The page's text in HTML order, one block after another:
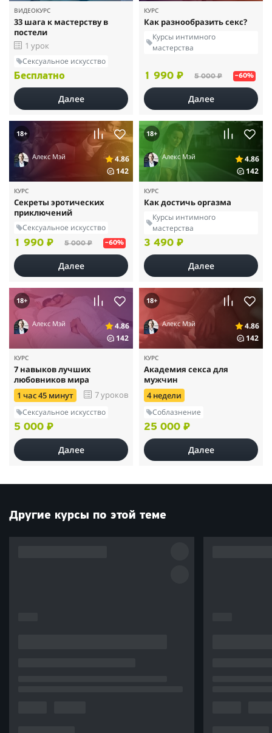
ВИДЕОКУРС
33 шага к мастерству в
постели
1 урок
Сексуальное искусство
Бесплатно
Далее
КУРС
Как разнообразить секс?
Курсы интимного
мастерства
1 990 ₽ 5 000 ₽ –60%
Далее
18+
Алекс Мэй
4.86
142
КУРС
Секреты эротических
приключений
Сексуальное искусство
1 990 ₽ 5 000 ₽ –60%
Далее
18+
Алекс Мэй
4.86
142
КУРС
Как достичь оргазма
Курсы интимного
мастерства
3 490 ₽
Далее
18+
Алекс Мэй
4.86
142
КУРС
7 навыков лучших
любовников мира
1 час 45 минут
7 уроков
Сексуальное искусство
5 000 ₽
Далее
18+
Алекс Мэй
4.86
142
КУРС
Академия секса для
мужчин
4 недели
Соблазнение
25 000 ₽
Далее
Другие курсы по этой теме